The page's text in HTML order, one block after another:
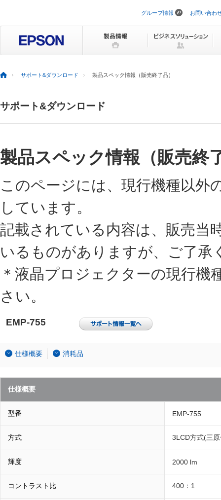
ビ
ョ
を
グループ情報 お問い合わ
サポート&ダウンロード 製品スペック情報（販売終了品）
サポート&ダウンロード
製品スペック情報（販売終
このページには、現行機種以外
しています。
記載されている内容は、販売当
いるものがありますが、ご了承
＊液晶プロジェクターの現行機
さい。
EMP-755
仕様概要 消耗品
仕様概要
型番 EMP-755
方式 3LCD方式(三
輝度 2000 lm
コントラスト比 400：1